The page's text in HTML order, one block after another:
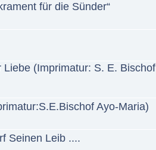
für die Sünder“
(Imprimatur: S. E. Bischof
Ayo-Maria)
Seinen Leib ....